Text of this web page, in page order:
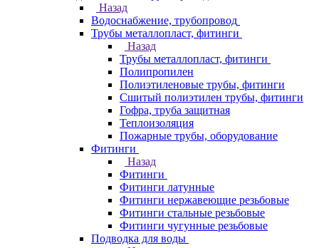
Назад
Водоснабжение, трубопровод
Трубы металлопласт, фитинги
Назад
Трубы металлопласт, фитинги
Полипропилен
Полиэтиленовые трубы, фитинги
Сшитый полиэтилен трубы, фитинги
Гофра, труба защитная
Теплоизоляция
Пожарные трубы, оборудование
Фитинги
Назад
Фитинги
Фитинги латунные
Фитинги нержавеющие резьбовые
Фитинги стальные резьбовые
Фитинги чугунные резьбовые
Подводка для воды